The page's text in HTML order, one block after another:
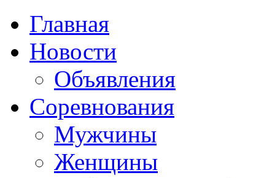
Главная
Новости
Объявления
Соревнования
Мужчины
Женщины